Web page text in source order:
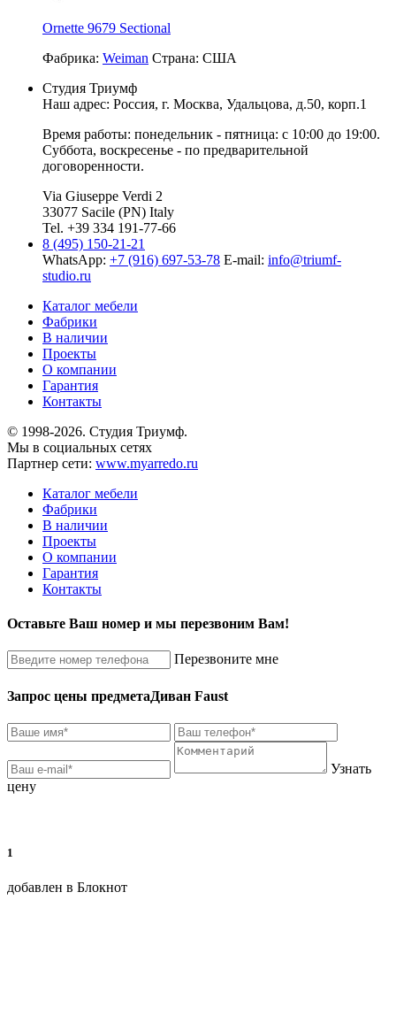
Ornette 9679 Sectional
Фабрика: Weiman Страна: США
Студия Триумф
Наш адрес: Россия, г. Москва, Удальцова, д.50, корп.1
Время работы: понедельник - пятница: с 10:00 до 19:00.
Суббота, воскресенье - по предварительной
договоренности.
Via Giuseppe Verdi 2
33077 Sacile (PN) Italy
Tel. +39 334 191-77-66
8 (495) 150-21-21
WhatsApp: +7 (916) 697-53-78 E-mail: info@triumf-
studio.ru
Каталог мебели
Фабрики
В наличии
Проекты
О компании
Гарантия
Контакты
© 1998-2026. Студия Триумф.
Мы в социальных сетях
Партнер сети: www.myarredo.ru
Каталог мебели
Фабрики
В наличии
Проекты
О компании
Гарантия
Контакты
Оставьте Ваш номер и мы перезвоним Вам!
Перезвоните мне
Запрос цены предметаДиван Faust
Узнать
цену
1
добавлен в Блокнот